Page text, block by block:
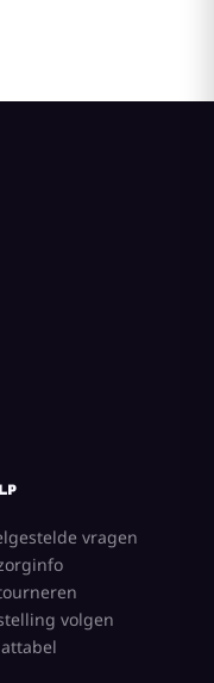
vragen
volgen